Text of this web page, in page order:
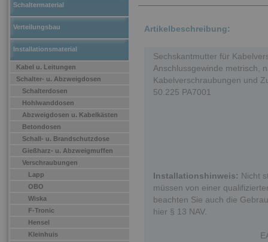
Schaltermaterial
Verteilungsbau
Installationsmaterial
Kabel u. Leitungen
Schalter- u. Abzweigdosen
Schalterdosen
Hohlwanddosen
Abzweigdosen u. Kabelkästen
Betondosen
Schall- u. Brandschutzdose
Gießharz- u. Abzweigmuffen
Verschraubungen
Lapp
OBO
Wiska
F-Tronic
Hensel
Kleinhuis
Artikelbeschreibung:
Sechskantmutter für
Anschlussgewinde metrisch,
Kabelverschraubungen und
50.225 PA7001
Installationshinweis: Nicht
müssen von einer
beachten Sie auch die
hier § 13 NAV.